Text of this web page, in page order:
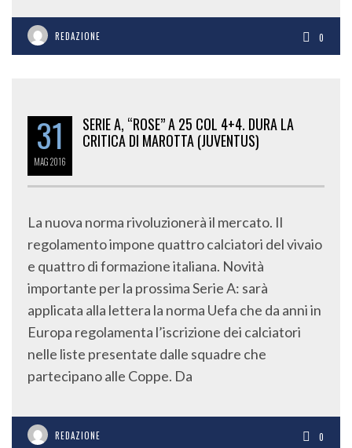
REDAZIONE 0
31
MAG2016
SERIE A, “ROSE” A 25 COL 4+4. DURA LA
CRITICA DI MAROTTA (JUVENTUS)
La nuova norma rivoluzionerà il mercato. Il
regolamento impone quattro calciatori del vivaio
e quattro di formazione italiana. Novità
importante per la prossima Serie A: sarà
applicata alla lettera la norma Uefa che da anni in
Europa regolamenta l’iscrizione dei calciatori
nelle liste presentate dalle squadre che
partecipano alle Coppe. Da
REDAZIONE 0